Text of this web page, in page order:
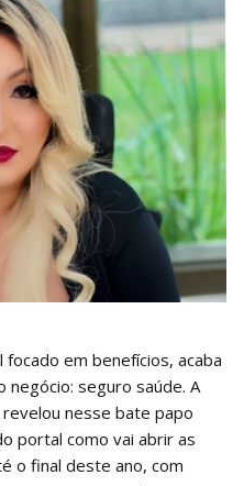
focado em benefícios, acaba
negócio: seguro saúde. A
revelou nesse bate papo
portal como vai abrir as
o final deste ano, com